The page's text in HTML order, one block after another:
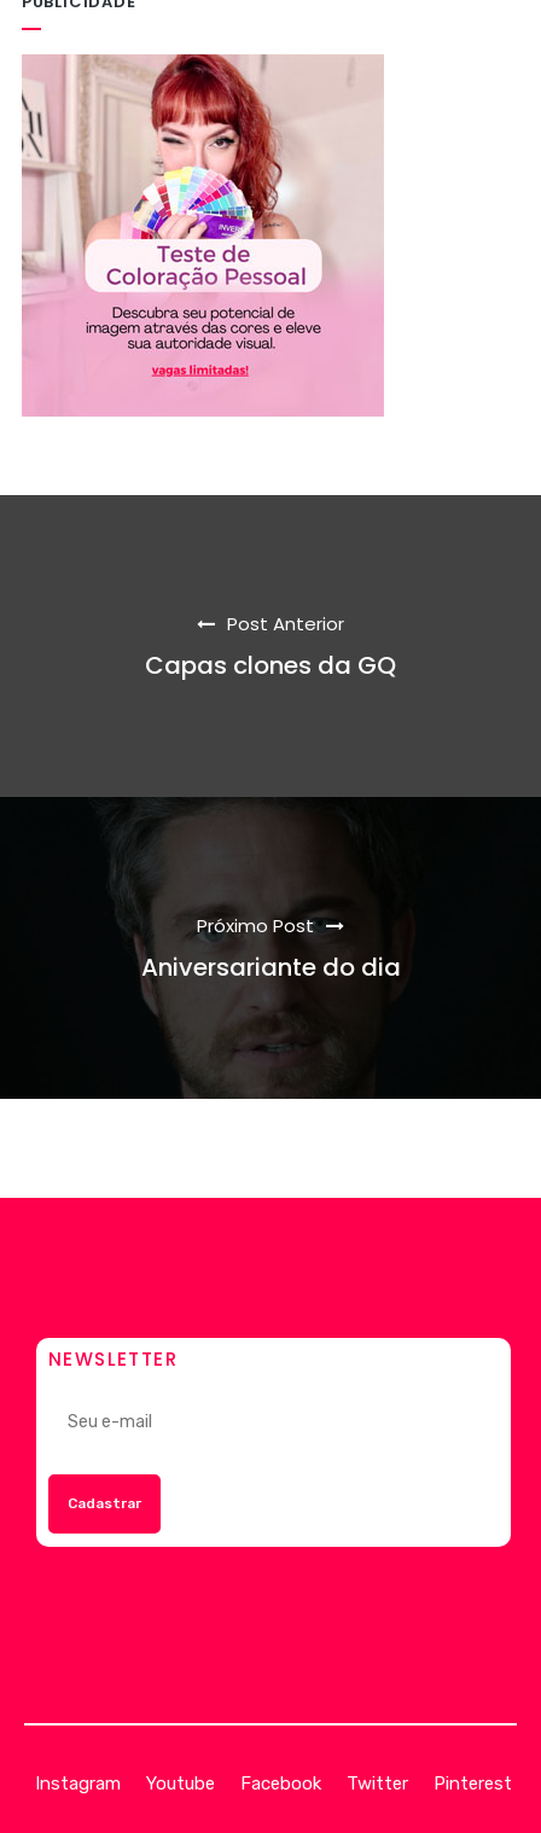
Post Anterior
Capas clones da GQ
Próximo Post
Aniversariante do dia
NEWSLETTER
Instagram Youtube Facebook Twitter Pinterest